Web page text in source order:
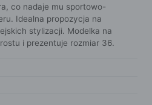
co nadaje mu sportowo-
Idealna propozycja na
stylizacji. Modelka na
i prezentuje rozmiar 36.